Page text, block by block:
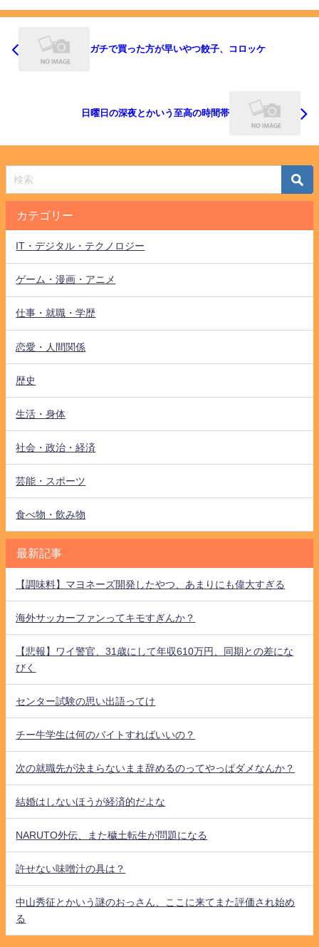
ガチで買った方が早いやつ餃子、コロッケ
日曜日の深夜とかいう至高の時間帯
カテゴリー
IT・デジタル・テクノロジー
ゲーム・漫画・アニメ
仕事・就職・学歴
恋愛・人間関係
歴史
生活・身体
社会・政治・経済
芸能・スポーツ
食べ物・飲み物
最新記事
【調味料】マヨネーズ開発したやつ、あまりにも偉大すぎる
海外サッカーファンってキモすぎんか？
【悲報】ワイ警官、31歳にして年収610万円、同期との差にな
びく
センター試験の思い出語ってけ
チー牛学生は何のバイトすればいいの？
次の就職先が決まらないまま辞めるのってやっぱダメなんか？
結婚はしないほうが経済的だよな
NARUTO外伝、また穢土転生が問題になる
許せない味噌汁の具は？
中山秀征とかいう謎のおっさん、ここに来てまた評価され始め
る